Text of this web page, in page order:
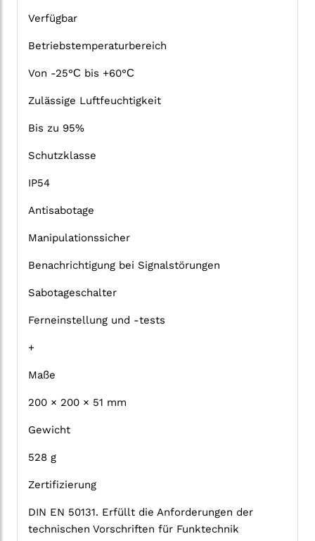
Verfügbar
Betriebstemperaturbereich
Von -25°С bis +60°С
Zulässige Luftfeuchtigkeit
Bis zu 95%
Schutzklasse
IP54
Antisabotage
Manipulationssicher
Benachrichtigung bei Signalstörungen
Sabotageschalter
Ferneinstellung und -tests
+
Maße
200 × 200 × 51 mm
Gewicht
528 g
Zertifizierung
DIN EN 50131. Erfüllt die Anforderungen der
technischen Vorschriften für Funktechnik